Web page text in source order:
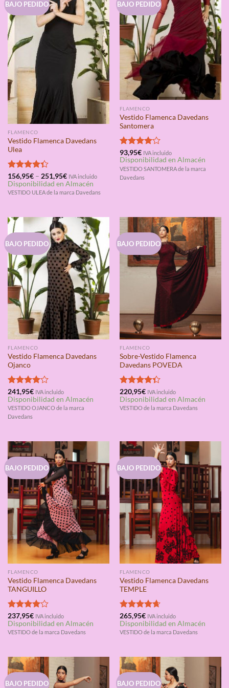
BAJO PEDIDO
FLAMENCO
Vestido Flamenca Davedans
Ulea
Valorado
con4.33
de 5
156,95€– 251,95€ IVA incluido
Disponibilidad en Almacén
VESTIDO ULEA de la marca Davedans
BAJO PEDIDO
FLAMENCO
Vestido Flamenca Davedans
Santomera
Valorado
con4.00
de 5
93,95€ IVA incluido
Disponibilidad en Almacén
VESTIDO SANTOMERA de la marca
Davedans
BAJO PEDIDO
FLAMENCO
Vestido Flamenca Davedans
Ojanco
Valorado
con4.00
de 5
241,95€ IVA incluido
Disponibilidad en Almacén
VESTIDO OJANCO de la marca
Davedans
BAJO PEDIDO
FLAMENCO
Sobre-Vestido Flamenca
Davedans POVEDA
Valorado
con4.33
de 5
220,95€ IVA incluido
Disponibilidad en Almacén
VESTIDO de la marca Davedans
BAJO PEDIDO
FLAMENCO
Vestido Flamenca Davedans
TANGUILLO
Valorado
con4.00
de 5
237,95€ IVA incluido
Disponibilidad en Almacén
VESTIDO de la marca Davedans
BAJO PEDIDO
FLAMENCO
Vestido Flamenca Davedans
TEMPLE
Valorado
con4.67
de 5
265,95€ IVA incluido
Disponibilidad en Almacén
VESTIDO de la marca Davedans
BAJO PEDIDO BAJO PEDIDO